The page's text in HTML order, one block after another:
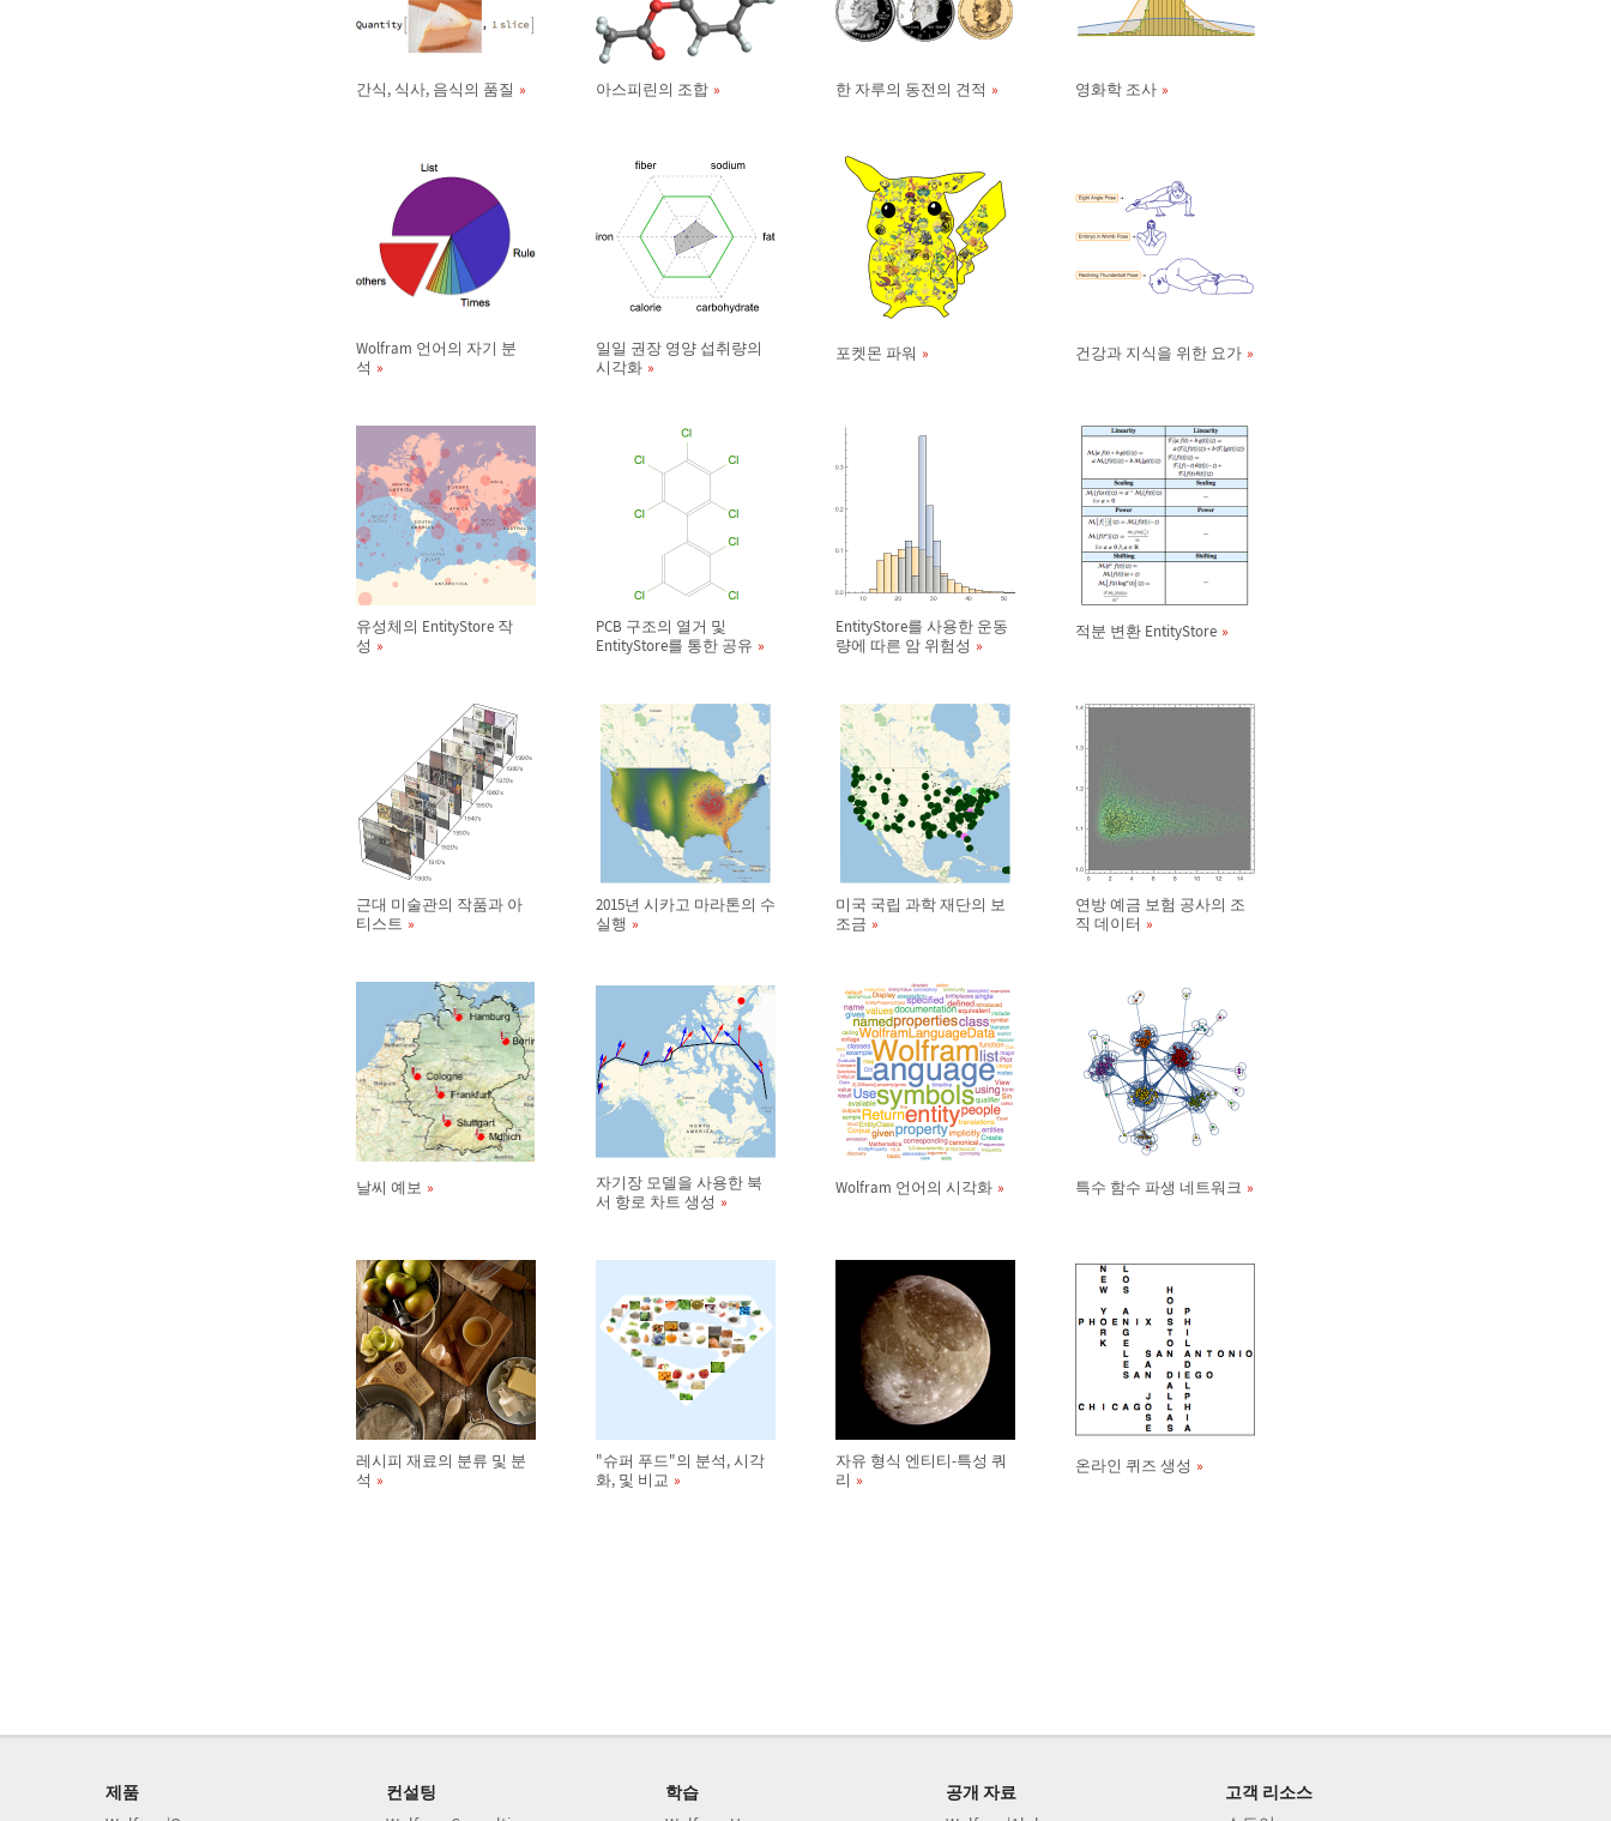
간식, 식사, 음식의 품질 아스피린의 조합 한 자루의 동전의 견적 영화학 조사
Wolfram 언어의 자기 분
석
일일 권장 영양 섭취량의
시각화
포켓몬 파워 건강과 지식을 위한 요가
유성체의 EntityStore 작
성
PCB 구조의 열거 및
EntityStore를 통한 공유
EntityStore를 사용한 운동
량에 따른 암 위험성
적분 변환 EntityStore
근대 미술관의 작품과 아
티스트
2015년 시카고 마라톤의 수
실행
미국 국립 과학 재단의 보
조금
연방 예금 보험 공사의 조
직 데이터
날씨 예보
자기장 모델을 사용한 북
서 항로 차트 생성
Wolfram 언어의 시각화 특수 함수 파생 네트워크
레시피 재료의 분류 및 분
석
"슈퍼 푸드"의 분석, 시각
화, 및 비교
자유 형식 엔티티-특성 쿼
리
온라인 퀴즈 생성
제품
컨설팅
학습
공개 자료
고객 리소스